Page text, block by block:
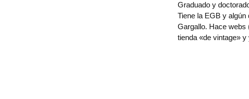
Graduado y
Tiene la EGB y
Gargallo. Hace webs
tienda «de vintage»